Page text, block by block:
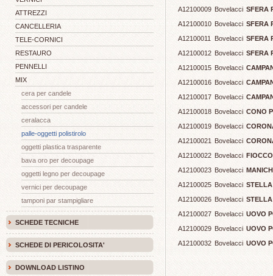
ATTREZZI
CANCELLERIA
TELE-CORNICI
RESTAURO
PENNELLI
MIX
cera per candele
accessori per candele
ceralacca
palle-oggetti polistirolo
oggetti plastica trasparente
bava oro per decoupage
oggetti legno per decoupage
vernici per decoupage
tamponi par stampigliare
SCHEDE TECNICHE
SCHEDE DI PERICOLOSITA'
DOWNLOAD LISTINO
A12100009 Bovelacci SFERA
A12100010 Bovelacci SFERA
A12100011
Bovelacci SFERA
A12100012 Bovelacci SFERA
A12100015 Bovelacci
A12100016 Bovelacci
A12100017 Bovelacci
A12100018 Bovelacci CONO
A12100019 Bovelacci
A12100021 Bovelacci
A12100022 Bovelacci
A12100023 Bovelacci
A12100025 Bovelacci
A12100026 Bovelacci
A12100027 Bovelacci UOVO
A12100029 Bovelacci UOVO
A12100032 Bovelacci UOVO